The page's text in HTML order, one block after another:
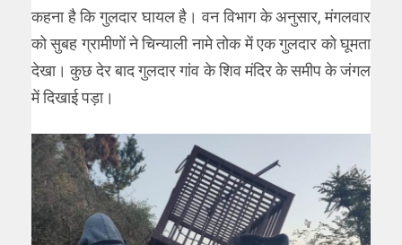
कहना है कि गुलदार घायल है। वन विभाग के अनुसार, मंगलवार
को सुबह ग्रामीणों ने चिन्याली नामे तोक में एक गुलदार को घूमता
देखा। कुछ देर बाद गुलदार गांव के शिव मंदिर के समीप के जंगल
में दिखाई पड़ा।